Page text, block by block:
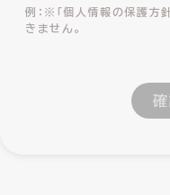
※「個人情報の保護方
きません。